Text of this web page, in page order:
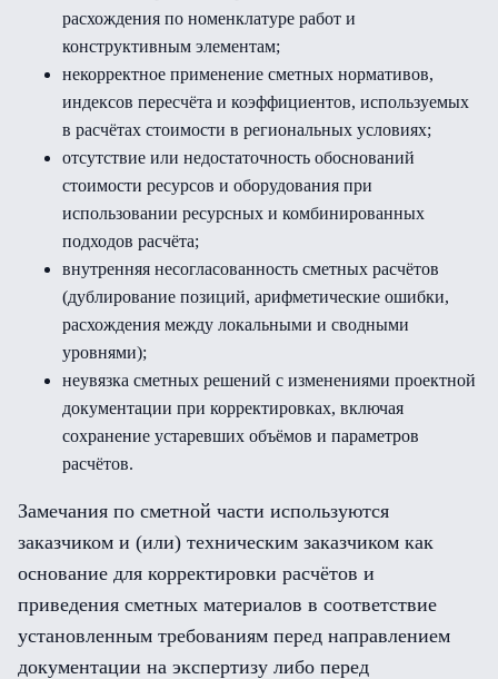
расхождения по номенклатуре работ и
конструктивным элементам;
некорректное применение сметных нормативов,
индексов пересчёта и коэффициентов, используемых
в расчётах стоимости в региональных условиях;
отсутствие или недостаточность обоснований
стоимости ресурсов и оборудования при
использовании ресурсных и комбинированных
подходов расчёта;
внутренняя несогласованность сметных расчётов
(дублирование позиций, арифметические ошибки,
расхождения между локальными и сводными
уровнями);
неувязка сметных решений с изменениями проектной
документации при корректировках, включая
сохранение устаревших объёмов и параметров
расчётов.
Замечания по сметной части используются
заказчиком и (или) техническим заказчиком как
основание для корректировки расчётов и
приведения сметных материалов в соответствие
установленным требованиям перед направлением
документации на экспертизу либо перед